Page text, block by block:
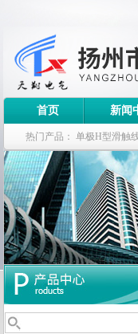
首页 新闻
热门产品： 单极H型滑触
钢电缆滑车